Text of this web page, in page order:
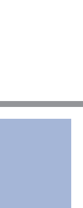
　　A